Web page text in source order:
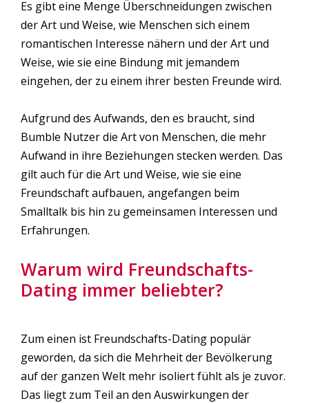
Es gibt eine Menge Überschneidungen zwischen
der Art und Weise, wie Menschen sich einem
romantischen Interesse nähern und der Art und
Weise, wie sie eine Bindung mit jemandem
eingehen, der zu einem ihrer besten Freunde wird.
Aufgrund des Aufwands, den es braucht, sind
Bumble Nutzer die Art von Menschen, die mehr
Aufwand in ihre Beziehungen stecken werden. Das
gilt auch für die Art und Weise, wie sie eine
Freundschaft aufbauen, angefangen beim
Smalltalk bis hin zu gemeinsamen Interessen und
Erfahrungen.
Warum wird Freundschafts-
Dating immer beliebter?
Zum einen ist Freundschafts-Dating populär
geworden, da sich die Mehrheit der Bevölkerung
auf der ganzen Welt mehr isoliert fühlt als je zuvor.
Das liegt zum Teil an den Auswirkungen der